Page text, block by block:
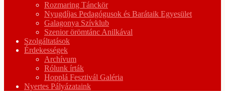
Rozmaring Tánckör
Nyugdíjas Pedagógusok és Barátaik Egyesület
Galagonya Szívklub
Szenior örömtánc Anilkával
Szolgáltatások
Érdekességek
Archívum
Rólunk írták
Hopplá Fesztivál Galéria
Nyertes Pályázataink